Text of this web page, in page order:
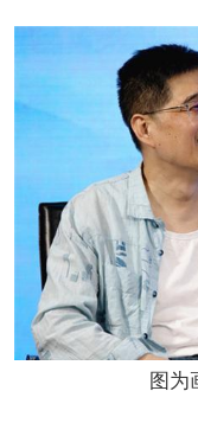
图为